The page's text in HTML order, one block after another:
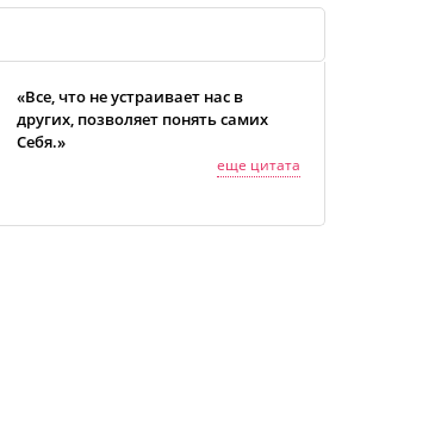
«Все, что не устраивает нас в
других, позволяет понять самих
Себя.»
еще цитата